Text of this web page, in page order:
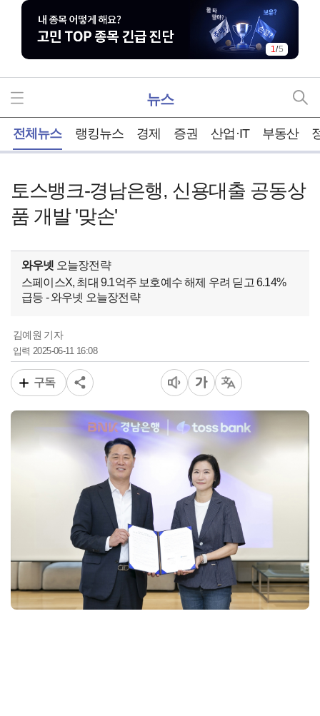
1/5
뉴스
전체뉴스 랭킹뉴스 경제 증권 산업·IT 부동산
토스뱅크-경남은행, 신용대출 공동상
품 개발 '맞손'
와우넷 오늘장전략
스페이스X, 최대 9.1억주 보호예수 해제 우려 딛고 6.14%
급등 - 와우넷 오늘장전략
김예원 기자
입력2025-06-11 16:08
구독